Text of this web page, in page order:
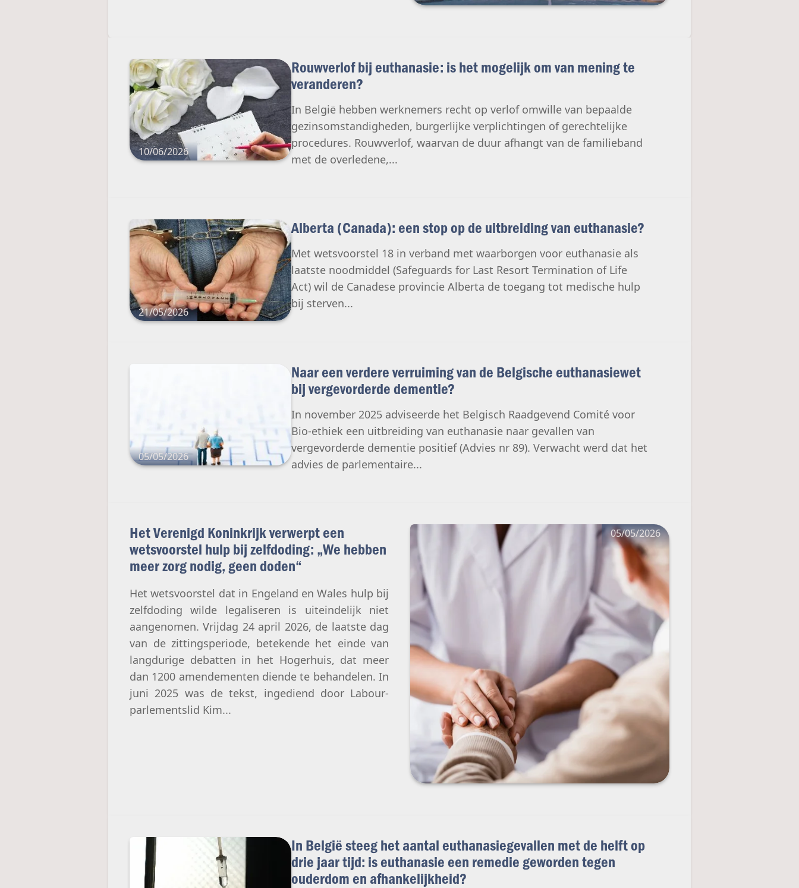
10/06/2026
Rouwverlof bij euthanasie: is het mogelijk om van mening te
veranderen?
In België hebben werknemers recht op verlof omwille van bepaalde
gezinsomstandigheden, burgerlijke verplichtingen of gerechtelijke
procedures. Rouwverlof, waarvan de duur afhangt van de familieband
met de overledene,...
21/05/2026
Alberta (Canada): een stop op de uitbreiding van euthanasie?
Met wetsvoorstel 18 in verband met waarborgen voor euthanasie als
laatste noodmiddel (Safeguards for Last Resort Termination of Life
Act) wil de Canadese provincie Alberta de toegang tot medische hulp
bij sterven...
05/05/2026
Naar een verdere verruiming van de Belgische euthanasiewet
bij vergevorderde dementie?
In november 2025 adviseerde het Belgisch Raadgevend Comité voor
Bio-ethiek een uitbreiding van euthanasie naar gevallen van
vergevorderde dementie positief (Advies nr 89). Verwacht werd dat het
advies de parlementaire...
05/05/2026
Het Verenigd Koninkrijk verwerpt een
wetsvoorstel hulp bij zelfdoding: „We hebben
meer zorg nodig, geen doden“
Het wetsvoorstel dat in Engeland en Wales hulp bij
zelfdoding wilde legaliseren is uiteindelijk niet
aangenomen. Vrijdag 24 april 2026, de laatste dag
van de zittingsperiode, betekende het einde van
langdurige debatten in het Hogerhuis, dat meer
dan 1200 amendementen diende te behandelen. In
juni 2025 was de tekst, ingediend door Labour-
parlementslid Kim...
In België steeg het aantal euthanasiegevallen met de helft op
drie jaar tijd: is euthanasie een remedie geworden tegen
ouderdom en afhankelijkheid?